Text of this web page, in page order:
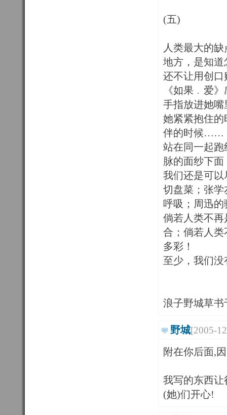
(五)
人类最大的
地方，是知
还不让用创口
《如果﹒爱
手指放进她
她紧紧抱住
伴的时候……
站在同一起
脉的面纱下
我们还是可
切盘菜；张
呼吸；周迅
倘若人类不
合；倘若人
多彩！
至少，我们
浪子野城草书
野城[2005-
附在你后面,
我写的东西
(她)们开心!